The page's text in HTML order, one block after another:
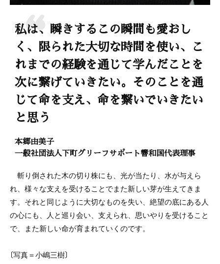
私は、瞬きするこの瞬間も愛おし
く、限られた大切な時間を使い、こ
れまでの経験を通じて学んだことを
次に繋げていきたい。そのことを通
じて命を支え、命を繋いでいきたい
と思う
本郷由美子
一般社団法人下町グリーフサポート響和国代表理事
斬り倒された木の切り株にも、光が当たり、水が与えら
れ、様々な支えを受けることでまた新しい芽が生えてきま
す。それと同じように大切なものを失い、絶望の底にある人
の心にも、人と巡り会い、支えられ、思いやりを受けること
で、また新しい命が育まれていくのです。
〔写真＝小嶋三樹〕